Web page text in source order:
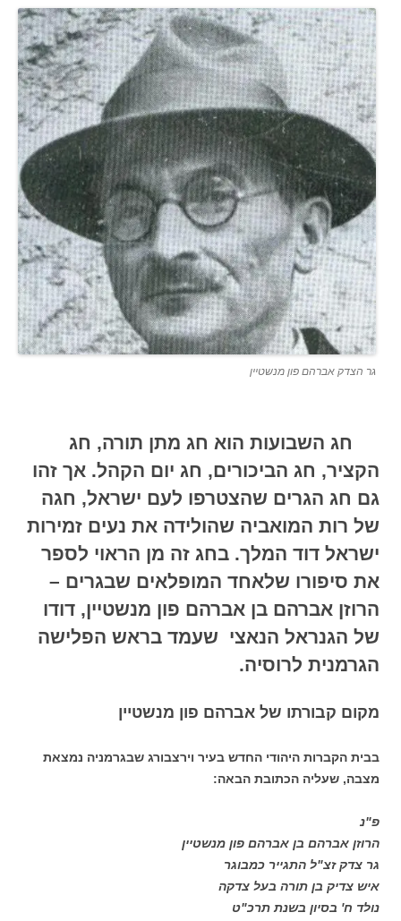
גר הצדק אברהם פון מנשטיין
חג השבועות הוא חג מתן תורה, חג
הקציר, חג הביכורים, חג יום הקהל. אך זהו
גם חג הגרים שהצטרפו לעם ישראל, חגה
של רות המואביה שהולידה את נעים זמירות
ישראל דוד המלך. בחג זה מן הראוי לספר
את סיפורו שלאחד המופלאים שבגרים –
הרוזן אברהם בן אברהם פון מנשטיין, דודו
של הגנראל הנאצי שעמד בראש הפלישה
הגרמנית לרוסיה.
מקום קבורתו של אברהם פון מנשטיין
בבית הקברות היהודי החדש בעיר וירצבורג שבגרמניה נמצאת
מצבה, שעליה הכתובת הבאה:
פ"נ
הרוזן אברהם בן אברהם פון מנשטיין
גר צדק זצ"ל התגייר כמבוגר
איש צדיק בן תורה בעל צדקה
נולד ח' בסיון בשנת תרכ"ט